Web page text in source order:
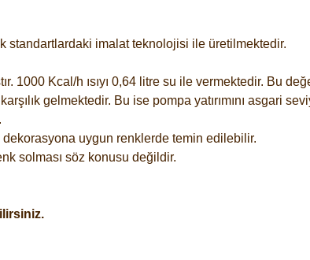
standartlardaki imalat teknolojisi ile üretilmektedir.
1000 Kcal/h ısıyı 0,64 litre su ile vermektedir. Bu
gelmektedir. Bu ise pompa yatırımını asgari
uygun renklerde temin edilebilir.
solması söz konusu değildir.